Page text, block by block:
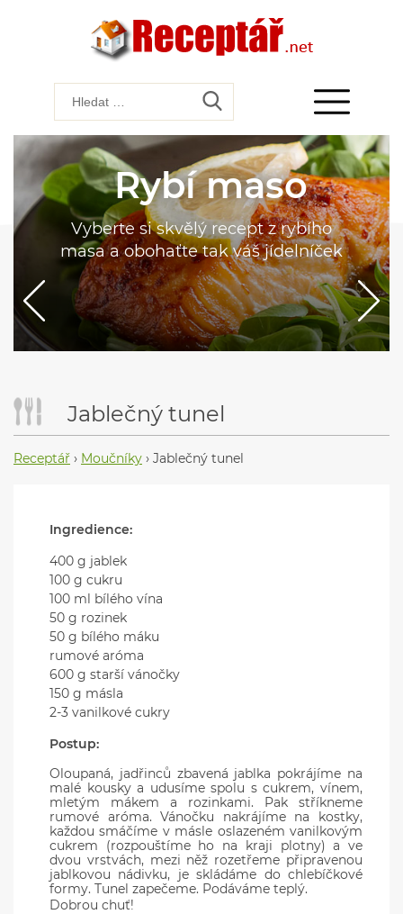
Rybí maso
Vyberte si skvělý recept z rybího
masa a obohaťte tak váš jídelníček
Jablečný tunel
Receptář › Moučníky › Jablečný tunel
Ingredience:
400 g jablek
100 g cukru
100 ml bílého vína
50 g rozinek
50 g bílého máku
rumové aróma
600 g starší vánočky
150 g másla
2-3 vanilkové cukry
Postup:
Oloupaná, jadřinců zbavená jablka pokrájíme na
malé kousky a udusíme spolu s cukrem, vínem,
mletým mákem a rozinkami. Pak stříkneme
rumové aróma. Vánočku nakrájíme na kostky,
každou smáčíme v másle oslazeném vanilkovým
cukrem (rozpouštíme ho na kraji plotny) a ve
dvou vrstvách, mezi něž rozetřeme připravenou
jablkovou nádivku, je skládáme do chlebíčkové
formy. Tunel zapečeme. Podáváme teplý.
Dobrou chuť!